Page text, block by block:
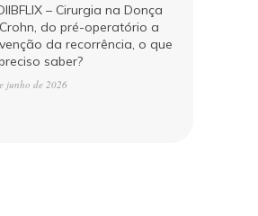
– Cirurgia na Donça
do pré-operatório a
da recorrência, o que
saber?
junho de 2026